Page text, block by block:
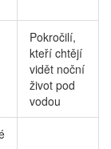
Pokročilí,
kteří chtějí
vidět noční
život pod
vodou